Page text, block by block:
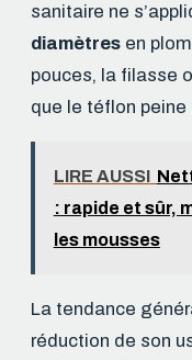
sanitaire ne
diamètres en
pouces, la filasse
que le téflon peine
LIRE AUSSI
: rapide et sûr,
les mousses
La tendance
réduction de son